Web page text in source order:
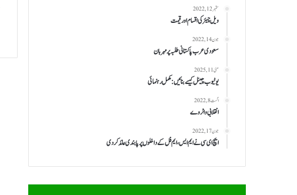
ستمبر 12, 2022
ویل چیئر کی اقسام اور قیمت
جون 14, 2022
سعودی عرب پاکستانی طلبہ پر مہربان
مئی 11, 2025
یوٹیوب چینل کیسے بنائیں: مکمل رہنمائی
اگست 8, 2022
انقلابی واٹر وے
جون 17, 2022
ایچ ای سی نے ایم ایس، ایم فل کے داخلوں پر پابندی عائد کر دی